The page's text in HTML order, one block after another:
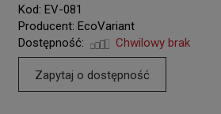
Kod: EV-081
Producent: EcoVariant
Dostępność:
Chwilowy brak
Zapytaj o dostępność